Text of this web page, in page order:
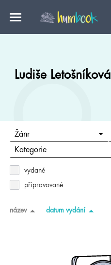
Ludiše Letošníková
Žánr
Kategorie
vydané
připravované
název datum vydání